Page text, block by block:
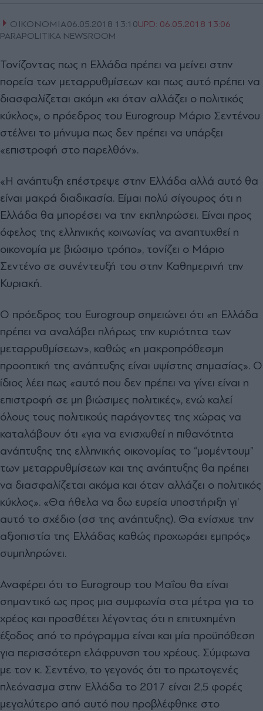
ΟΙΚΟΝΟΜΙΑ06.05.2018 13:10UPD: 06.05.2018 13:06
PARAPOLITIKA NEWSROOM
Τονίζοντας πως η Ελλάδα πρέπει να μείνει στην
πορεία των μεταρρυθμίσεων και πως αυτό πρέπει να
διασφαλίζεται ακόμη «κι όταν αλλάζει ο πολιτικός
κύκλος», ο πρόεδρος του Eurogroup Μάριο Σεντένου
στέλνει το μήνυμα πως δεν πρέπει να υπάρξει
«επιστροφή στο παρελθόν».
«Η ανάπτυξη επέστρεψε στην Ελλάδα αλλά αυτό θα
είναι μακρά διαδικασία. Είμαι πολύ σίγουρος ότι η
Ελλάδα θα μπορέσει να την εκπληρώσει. Είναι προς
όφελος της ελληνικής κοινωνίας να αναπτυχθεί η
οικονομία με βιώσιμο τρόπο», τονίζει ο Μάριο
Σεντένο σε συνέντευξή του στην Καθημερινή την
Κυριακή.
Ο πρόεδρος του Eurogroup σημειώνει ότι «η Ελλάδα
πρέπει να αναλάβει πλήρως την κυριότητα των
μεταρρυθμίσεων», καθώς «η μακροπρόθεσμη
προοπτική της ανάπτυξης είναι υψίστης σημασίας». Ο
ίδιος λέει πως «αυτό που δεν πρέπει να γίνει είναι η
επιστροφή σε μη βιώσιμες πολιτικές», ενώ καλεί
όλους τους πολιτικούς παράγοντες της χώρας να
καταλάβουν ότι «για να ενισχυθεί η πιθανότητα
ανάπτυξης της ελληνικής οικονομίας το “μομέντουμ”
των μεταρρυθμίσεων και της ανάπτυξης θα πρέπει
να διασφαλίζεται ακόμα και όταν αλλάζει ο πολιτικός
κύκλος». «Θα ήθελα να δω ευρεία υποστήριξη γι’
αυτό το σχέδιο (σσ της ανάπτυξης). Θα ενίσχυε την
αξιοπιστία της Ελλάδας καθώς προχωράει εμπρός»
συμπληρώνει.
Αναφέρει ότι το Eurogroup του Μαΐου θα είναι
σημαντικό ως προς μια συμφωνία στα μέτρα για το
χρέος και προσθέτει λέγοντας ότι η επιτυχημένη
έξοδος από το πρόγραμμα είναι και μία προϋπόθεση
για περισσότερη ελάφρυνση του χρέους. Σύμφωνα
με τον κ. Σεντένο, το γεγονός ότι το πρωτογενές
πλεόνασμα στην Ελλάδα το 2017 είναι 2,5 φορές
μεγαλύτερο από αυτό που προβλέφθηκε στο